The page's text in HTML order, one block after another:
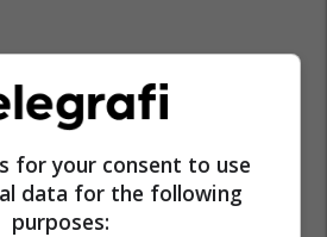
for your consent to use
data for the following
purposes: